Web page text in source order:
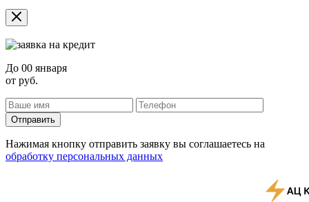
До 00 января
от руб.
Отправить
Нажимая кнопку отправить заявку вы соглашаетесь на
обработку персональных данных